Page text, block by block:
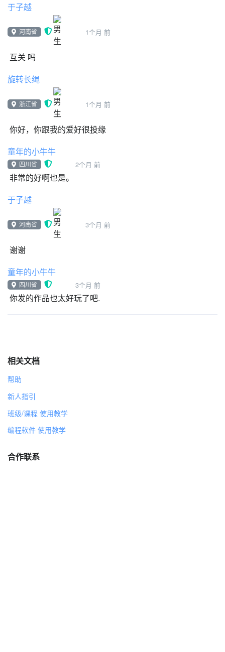
于子越
河南省 1个月 前
互关 吗
旋转长绳
浙江省 1个月 前
你好，你跟我的爱好很投缘
童年的小牛牛
四川省 2个月 前
非常的好啊也是。
于子越
河南省 3个月 前
谢谢
童年的小牛牛
四川省 3个月 前
你发的作品也太好玩了吧.
相关文档
帮助
新人指引
班级/课程 使用教学
编程软件 使用教学
合作联系